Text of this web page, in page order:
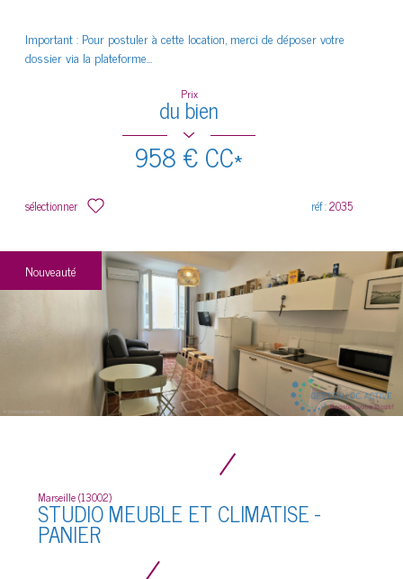
Important : Pour postuler à cette location, merci de déposer votre
dossier via la plateforme...
Prix
du bien
958 €CC*
sélectionner réf :2035
Nouveauté
Marseille (13002)
STUDIO MEUBLE ET CLIMATISE -
PANIER